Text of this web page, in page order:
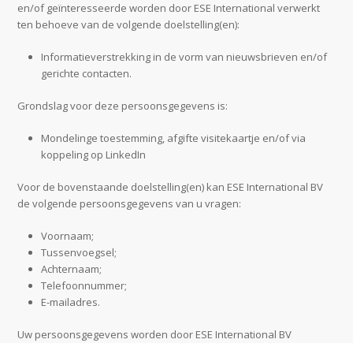
en/of geïnteresseerde worden door ESE International verwerkt
ten behoeve van de volgende doelstelling(en):
Informatieverstrekking in de vorm van nieuwsbrieven en/of
gerichte contacten.
Grondslag voor deze persoonsgegevens is:
Mondelinge toestemming, afgifte visitekaartje en/of via
koppeling op LinkedIn
Voor de bovenstaande doelstelling(en) kan ESE International BV
de volgende persoonsgegevens van u vragen:
Voornaam;
Tussenvoegsel;
Achternaam;
Telefoonnummer;
E-mailadres.
Uw persoonsgegevens worden door ESE International BV